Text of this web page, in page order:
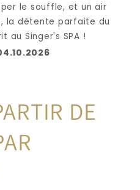
le souffle, et un air
la détente parfaite du
au Singer's SPA !
DE